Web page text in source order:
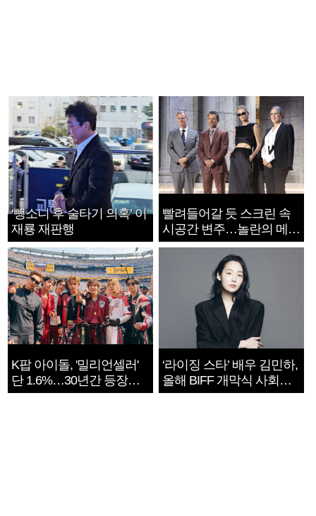
‘뺑소니 후 술타기 의혹’ 이
재룡 재판행
빨려들어갈 듯 스크린 속
시공간 변주…놀란의 메시
지는 ‘전쟁 속죄’
K팝 아이돌, '밀리언셀러'
단 1.6%…30년간 등장
1182개팀 전수조사
‘라이징 스타’ 배우 김민하,
올해 BIFF 개막식 사회자
확정